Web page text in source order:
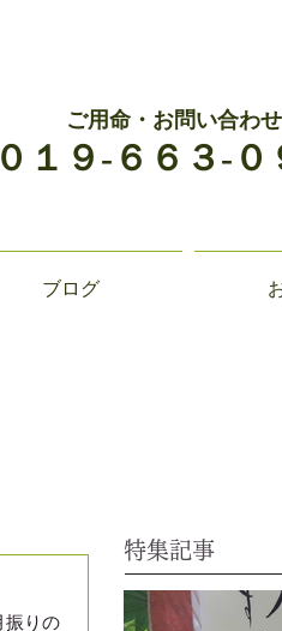
ご用命・お問い合わ
０１９-６６３-０
ブログ
特集記事